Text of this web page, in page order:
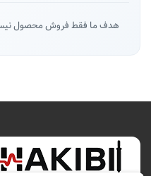
هدف ما فقط فروش محصول